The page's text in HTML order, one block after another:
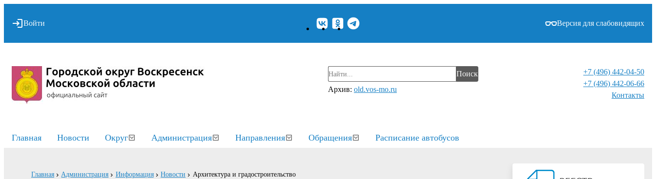
Войти Версия для слабовидящих
Поиск
Архив: old.vos-mo.ru
+7 (496) 442-04-50
+7 (496) 442-06-66
Контакты⁠
Главная Новости Округ Администрация Направления Обращения Расписание автобусов
Главная Администрация Информация Новости Архитектура и градостроительство